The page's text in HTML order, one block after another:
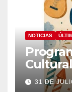
NOTICIAS
31 DE